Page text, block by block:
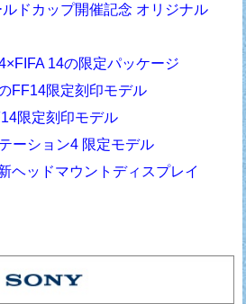
ルドカップ開催記念 オリジナル
14の限定パッケージ
FF14限定刻印モデル
限定刻印モデル
ーション4 限定モデル
ヘッドマウントディスプレイ